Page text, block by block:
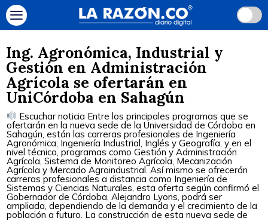
Ing. Agronómica, Industrial y
Gestión en Administración
Agrícola se ofertarán en
UniCórdoba en Sahagún
Escuchar noticia Entre los principales programas que se
ofertarán en la nueva sede de la Universidad de Córdoba en
Sahagún, están las carreras profesionales de Ingeniería
Agronómica, Ingeniería Industrial, Inglés y Geografía, y en el
nivel técnico, programas como Gestión y Administración
Agrícola, Sistema de Monitoreo Agrícola, Mecanización
Agrícola y Mercado Agroindustrial. Así mismo se ofrecerán
carreras profesionales a distancia como Ingeniería de
Sistemas y Ciencias Naturales, esta oferta según confirmó el
Gobernador de Córdoba, Alejandro Lyons, podrá ser
ampliada, dependiendo de la demanda y el crecimiento de la
población a futuro. La construcción de esta nueva sede de